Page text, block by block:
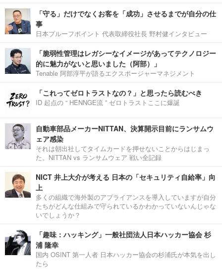
「守る」だけでなくお客を「成功」させるまでが自分の仕
事
日本プルーフポイント 代表取締役社長 野村健インタビュー
「脆弱性管理はレガシーなイメージがあってテクノロジー
的に魅力がないと思いました（阿部）」
Tenable 阿部淳平が語るエクスポージャーマネジメント
「これってゼロトラストなの？」と思ったら読むべき
ID 起点の “ HENNGE流 ” ゼロトラストここに爆誕
自動車部品メーカーNITTAN、決算開示目前にランサムウ
ェア感染
それは朝出社してタイムカードを押せないことからはじまっ
た。NITTAN vs ランサムウェア 戦い全記録
NICT 井上大介が考える 日本の「セキュリティ自給率」向
上
多くの組織で海外製のアプライアンスを導入していますが自分
たちがどんな仕組みで守られているかわかっていないんじゃな
いでしょうか？
「趣味：ハッキング」一般社団法人日本ハッカー協会 杉
浦 隆幸
国内 OSINT 第一人者 日本ハッカー協会の杉浦氏が本気を出し
たら